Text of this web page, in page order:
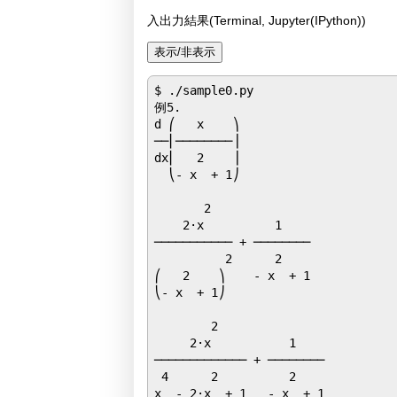
入出力結果(Terminal, Jupyter(IPython))
$ ./sample0.py
例5.
d ⎛   x    ⎞
──⎜────────⎟
dx⎜   2    ⎟
  ⎝- x  + 1⎠
       2
    2⋅x          1
─────────── + ────────
          2      2
⎛   2    ⎞    - x  + 1
⎝- x  + 1⎠
        2
     2⋅x           1
───────────── + ────────
4      2          2
x  - 2⋅x  + 1   - x  + 1